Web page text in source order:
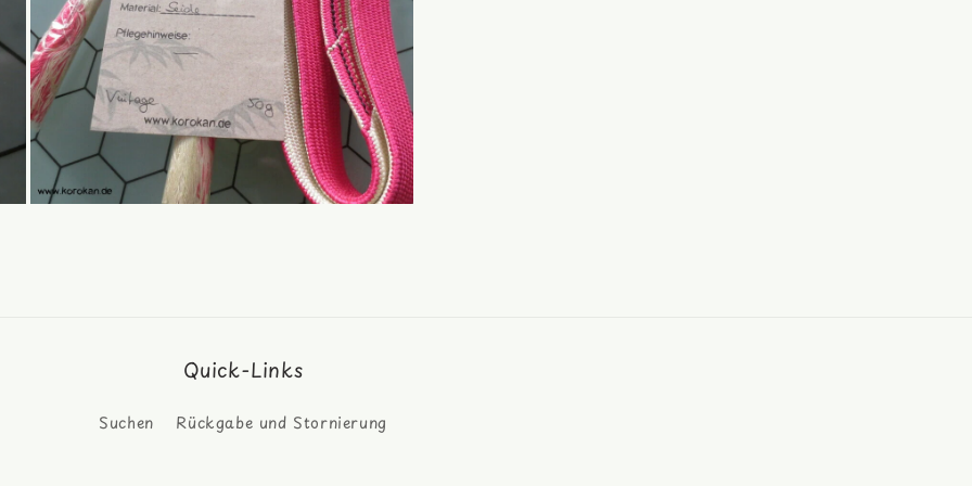
Quick-Links
Suchen Rückgabe und Stornierung